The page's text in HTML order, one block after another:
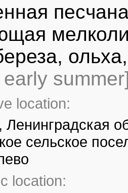
location:
Ленинградская
сельское
location: